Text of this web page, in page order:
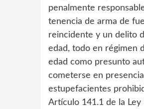
penalmente
tenencia de arma de
reincidente y un delito
edad, todo en régimen
edad como presunto
cometerse en
estupefacientes
Artículo 141.1 de la